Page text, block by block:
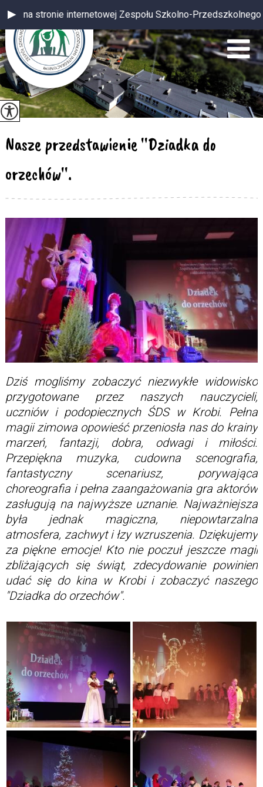
internetowej Zespołu Szkolno-Przedszkolnego z
Nasze przedstawienie ''Dziadka do
orzechów''.
Dziś mogliśmy zobaczyć niezwykłe widowisko
przygotowane przez naszych nauczycieli,
uczniów i podopiecznych ŚDS w Krobi. Pełna
magii zimowa opowieść przeniosła nas do krainy
marzeń, fantazji, dobra, odwagi i miłości.
Przepiękna muzyka, cudowna scenografia,
fantastyczny scenariusz, porywająca
choreografia i pełna zaangażowania gra aktorów
zasługują na najwyższe uznanie. Najważniejsza
była jednak magiczna, niepowtarzalna
atmosfera, zachwyt i łzy wzruszenia. Dziękujemy
za piękne emocje! Kto nie poczuł jeszcze magii
zbliżających się świąt, zdecydowanie powinien
udać się do kina w Krobi i zobaczyć naszego
"Dziadka do orzechów".